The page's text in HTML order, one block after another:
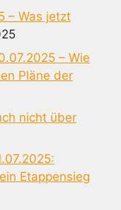
– Was jetzt
– Wie
Pläne der
nicht über
Etappensieg